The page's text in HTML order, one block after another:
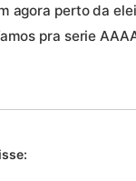
agora perto da
pra serie